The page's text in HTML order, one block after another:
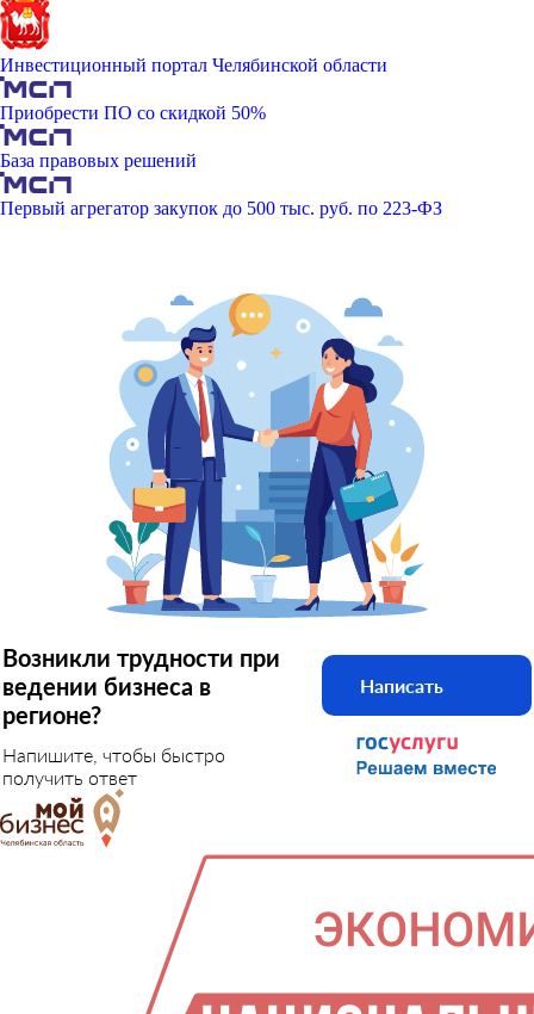
Инвестиционный портал Челябинской области
Приобрести ПО со скидкой 50%
База правовых решений
Первый агрегатор закупок до 500 тыс. руб. по 223-ФЗ
Возникли трудности при
ведении бизнеса в
регионе?
Напишите, чтобы быстро
получить ответ
Написать